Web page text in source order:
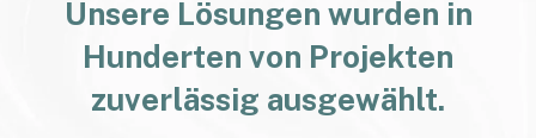
Unsere Lösungen wurden in
Hunderten von Projekten
zuverlässig ausgewählt.